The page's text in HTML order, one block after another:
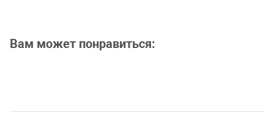
Вам может понравиться: